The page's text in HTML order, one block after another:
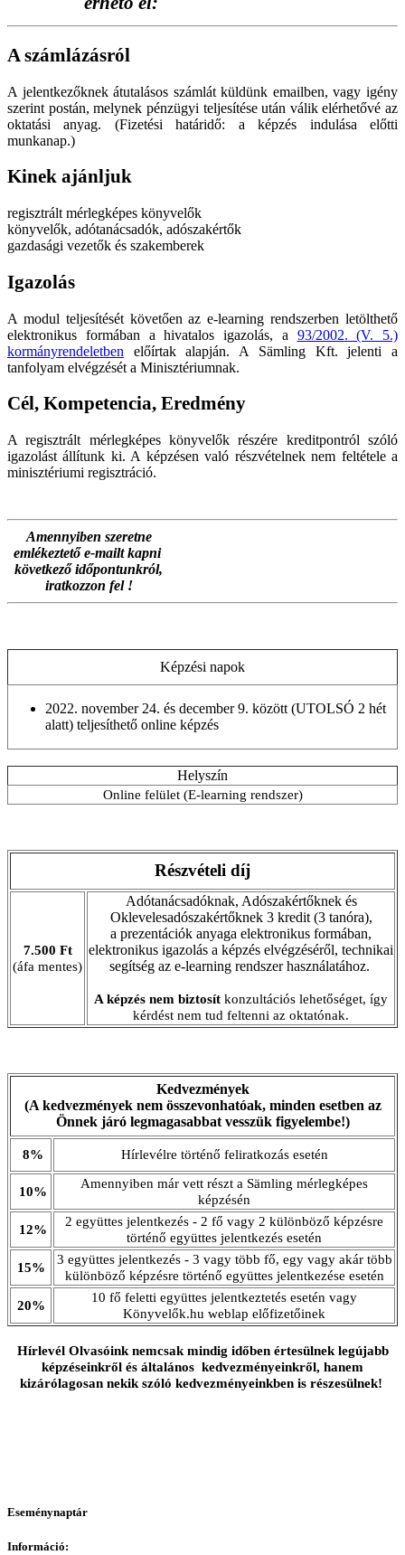
A számlázásról
A jelentkezőknek átutalásos számlát küldünk emailben, vagy igény
szerint postán, melynek pénzügyi teljesítése után válik elérhetővé az
oktatási anyag. (Fizetési határidő: a képzés indulása előtti
munkanap.)
Kinek ajánljuk
regisztrált mérlegképes könyvelők
könyvelők, adótanácsadók, adószakértők
gazdasági vezetők és szakemberek
Igazolás
A modul teljesítését követően az e-learning rendszerben letölthető
elektronikus formában a hivatalos igazolás, a 93/2002. (V. 5.)
kormányrendeletben előírtak alapján. A Sämling Kft. jelenti a
tanfolyam elvégzését a Minisztériumnak.
Cél, Kompetencia, Eredmény
A regisztrált mérlegképes könyvelők részére kreditpontról szóló
igazolást állítunk ki. A képzésen való részvételnek nem feltétele a
minisztériumi regisztráció.
Amennyiben szeretne
emlékeztető e-mailt kapni
következő időpontunkról,
iratkozzon fel !
Képzési napok
2022. november 24. és december 9. között (UTOLSÓ 2 hét
alatt) teljesíthető online képzés
Helyszín
Online felület (E-learning rendszer)
Részvételi díj
7.500 Ft
(áfa mentes)
Adótanácsadóknak, Adószakértőknek és
Oklevelesadószakértőknek 3 kredit (3 tanóra),
a prezentációk anyaga elektronikus formában,
elektronikus igazolás a képzés elvégzéséről, technikai
segítség az e-learning rendszer használatához.
A képzés nem biztosít konzultációs lehetőséget, így
kérdést nem tud feltenni az oktatónak.
Kedvezmények
(A kedvezmények nem összevonhatóak, minden esetben az
Önnek járó legmagasabbat vesszük figyelembe!)
8% Hírlevélre történő feliratkozás esetén
10%
Amennyiben már vett részt a Sämling mérlegképes
képzésén
12%
2 együttes jelentkezés - 2 fő vagy 2 különböző képzésre
történő együttes jelentkezés esetén
15%
3 együttes jelentkezés - 3 vagy több fő, egy vagy akár több
különböző képzésre történő együttes jelentkezése esetén
20%
10 fő feletti együttes jelentkeztetés esetén vagy
Könyvelők.hu weblap előfizetőinek
Hírlevél Olvasóink nemcsak mindig időben értesülnek legújabb
képzéseinkről és általános kedvezményeinkről, hanem
kizárólagosan nekik szóló kedvezményeinkben is részesülnek!
Eseménynaptár
Információ: